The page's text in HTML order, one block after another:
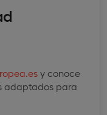
y conoce
adaptados para